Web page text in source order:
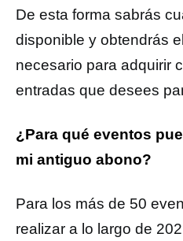
De esta forma sabrás
disponible y obtendrás
necesario para adquirir
entradas que desees
¿Para qué eventos
mi antiguo abono?
Para los más de 50
realizar a lo largo de